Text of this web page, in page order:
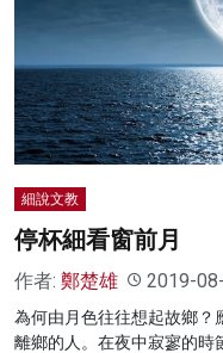
細說文教
停杯細看窗前月
作者: 鄭楚雄 2019-
為何由月色往往想起故鄉？
離鄉的人。在夜中寂寥的時